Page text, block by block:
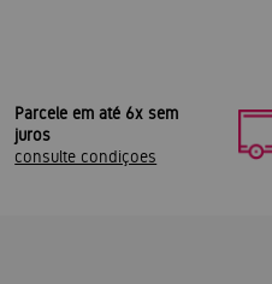
Parcele em até 6x sem
juros
consulte condiçoes